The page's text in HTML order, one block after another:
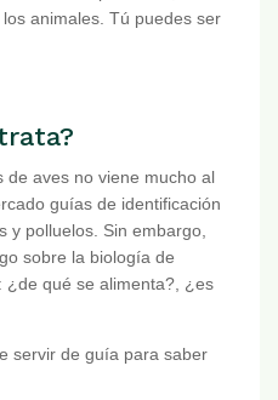
animales. Tú puedes ser
de aves no viene mucho al
guías de identificación
y polluelos. Sin embargo,
sobre la biología de
¿de qué se alimenta?, ¿es
servir de guía para saber